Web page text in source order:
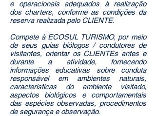
e operacionais adequados à realização
dos charters, conforme as condições da
reserva realizada pelo CLIENTE.
Compete à ECOSUL TURISMO, por meio
de seus guias biólogos / condutores de
visitantes, orientar os CLIENTEs antes e
durante a atividade, fornecendo
informações educativas sobre conduta
responsável em ambientes naturais,
características do ambiente visitado,
aspectos biológicos e comportamentais
das espécies observadas, procedimentos
de segurança e observação.